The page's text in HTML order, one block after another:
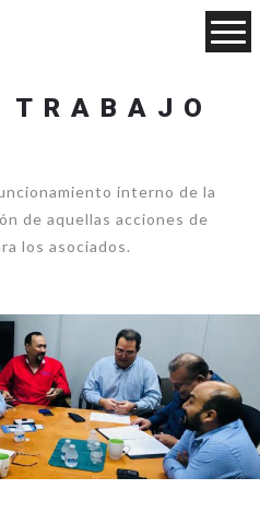
interno de la
de aquellas acciones de
los asociados.